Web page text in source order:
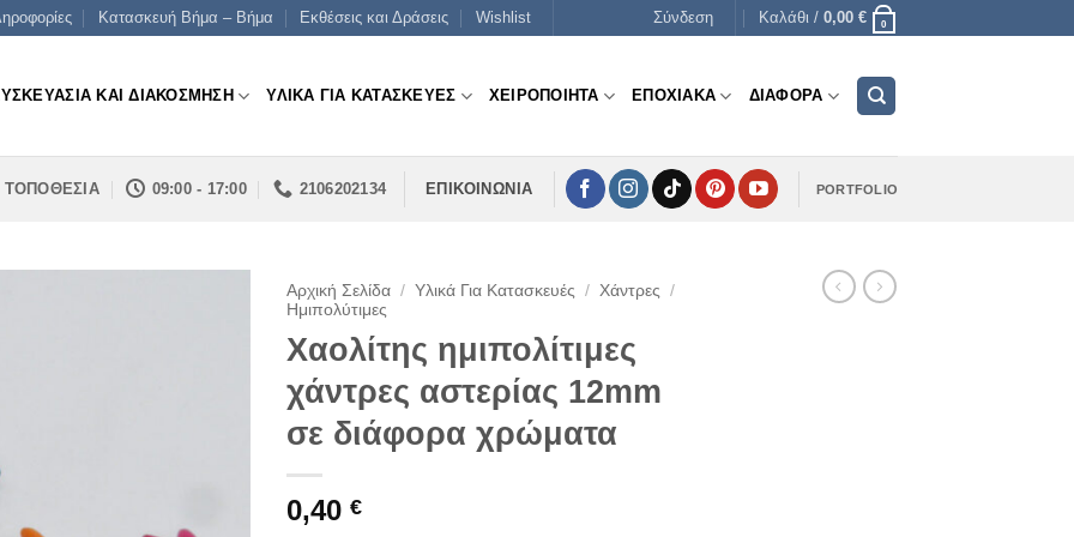
Κατασκευή Βήμα – Βήμα Εκθέσεις και Δράσεις Wishlist Σύνδεση Καλάθι / 0,00 € 0
ΚΑΙ ΔΙΑΚΟΣΜΗΣΗ ΥΛΙΚΑ ΓΙΑ ΚΑΤΑΣΚΕΥΕΣ ΧΕΙΡΟΠΟΙΗΤΑ ΕΠΟΧΙΑΚΑ ΔΙΑΦΟΡΑ
ΤΟΠΟΘΕΣΙΑ 09:00 - 17:00 2106202134 ΕΠΙΚΟΙΝΩΝΙΑ PORTFOLIO
Αρχική Σελίδα / Υλικά Για Κατασκευές / Χάντρες
/
Ημιπολύτιμες
Χαολίτης ημιπολίτιμες
χάντρες αστερίας 12mm
σε διάφορα χρώματα
0,40 €